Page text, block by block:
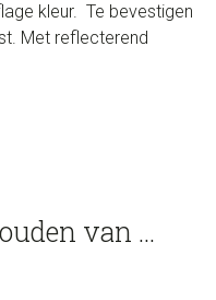
kleur. Te bevestigen
Met reflecterend
van …